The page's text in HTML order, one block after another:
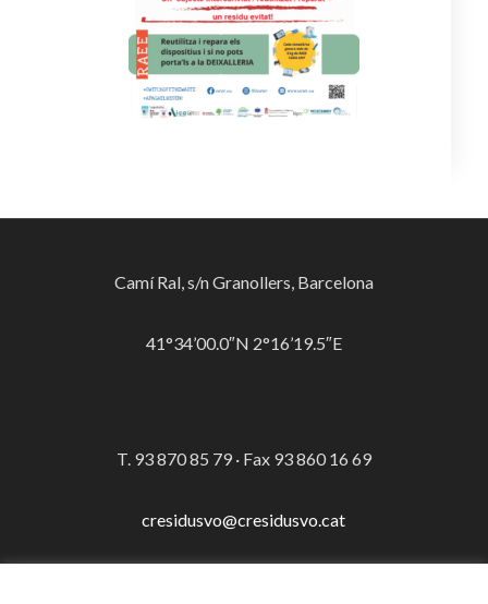
Camí Ral, s/n Granollers, Barcelona
41°34’00.0″N 2°16’19.5″E
T. 93 870 85 79 · Fax 93 860 16 69
cresidusvo@cresidusvo.cat